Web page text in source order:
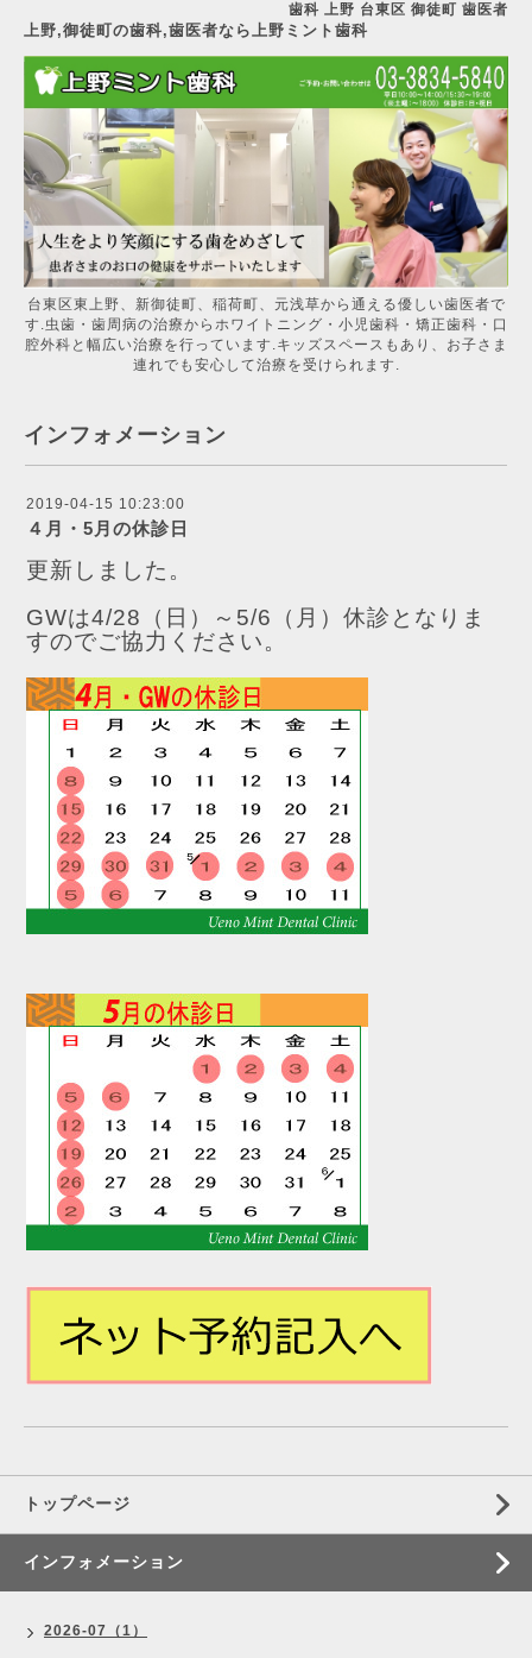
歯科 上野 台東区 御徒町 歯医者
上野,御徒町の歯科,歯医者なら上野ミント歯科
台東区東上野、新御徒町、稲荷町、元浅草から通える優しい歯医者で
す.虫歯・歯周病の治療からホワイトニング・小児歯科・矯正歯科・口
腔外科と幅広い治療を行っています.キッズスペースもあり、お子さま
連れでも安心して治療を受けられます.
インフォメーション
2019-04-15 10:23:00
４月・5月の休診日
更新しました。
GWは4/28（日）～5/6（月）休診となりま
すのでご協力ください。
トップページ
インフォメーション
2026-07（1）